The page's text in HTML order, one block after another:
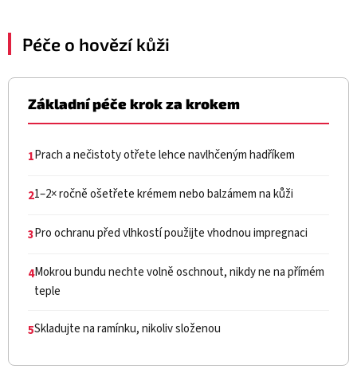
Péče o hovězí kůži
Základní péče krok za krokem
1Prach a nečistoty otřete lehce navlhčeným hadříkem
21–2× ročně ošetřete krémem nebo balzámem na kůži
3Pro ochranu před vlhkostí použijte vhodnou impregnaci
4Mokrou bundu nechte volně oschnout, nikdy ne na přímém
teple
5Skladujte na ramínku, nikoliv složenou